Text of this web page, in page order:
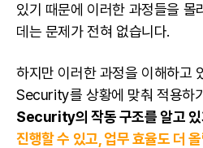
있기 때문에 이러한 과정들을 몰
데는 문제가 전혀 없습니다.
하지만 이러한 과정을 이해하고
Security를 상황에 맞춰 적용하
Security의 작동 구조를 알고 있
진행할 수 있고, 업무 효율도 더